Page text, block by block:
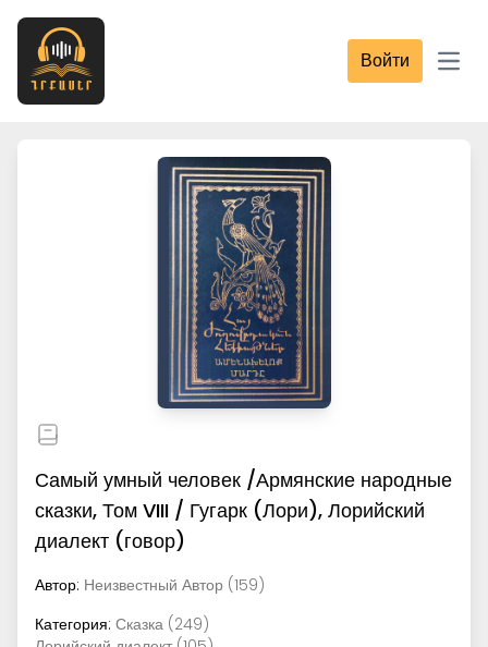
Войти
Самый умный человек /Армянские народные
сказки, Том VIII / Гугарк (Лори), Лорийский
диалект (говор)
Автор: Неизвестный Автор (159)
Категория: Сказка (249)